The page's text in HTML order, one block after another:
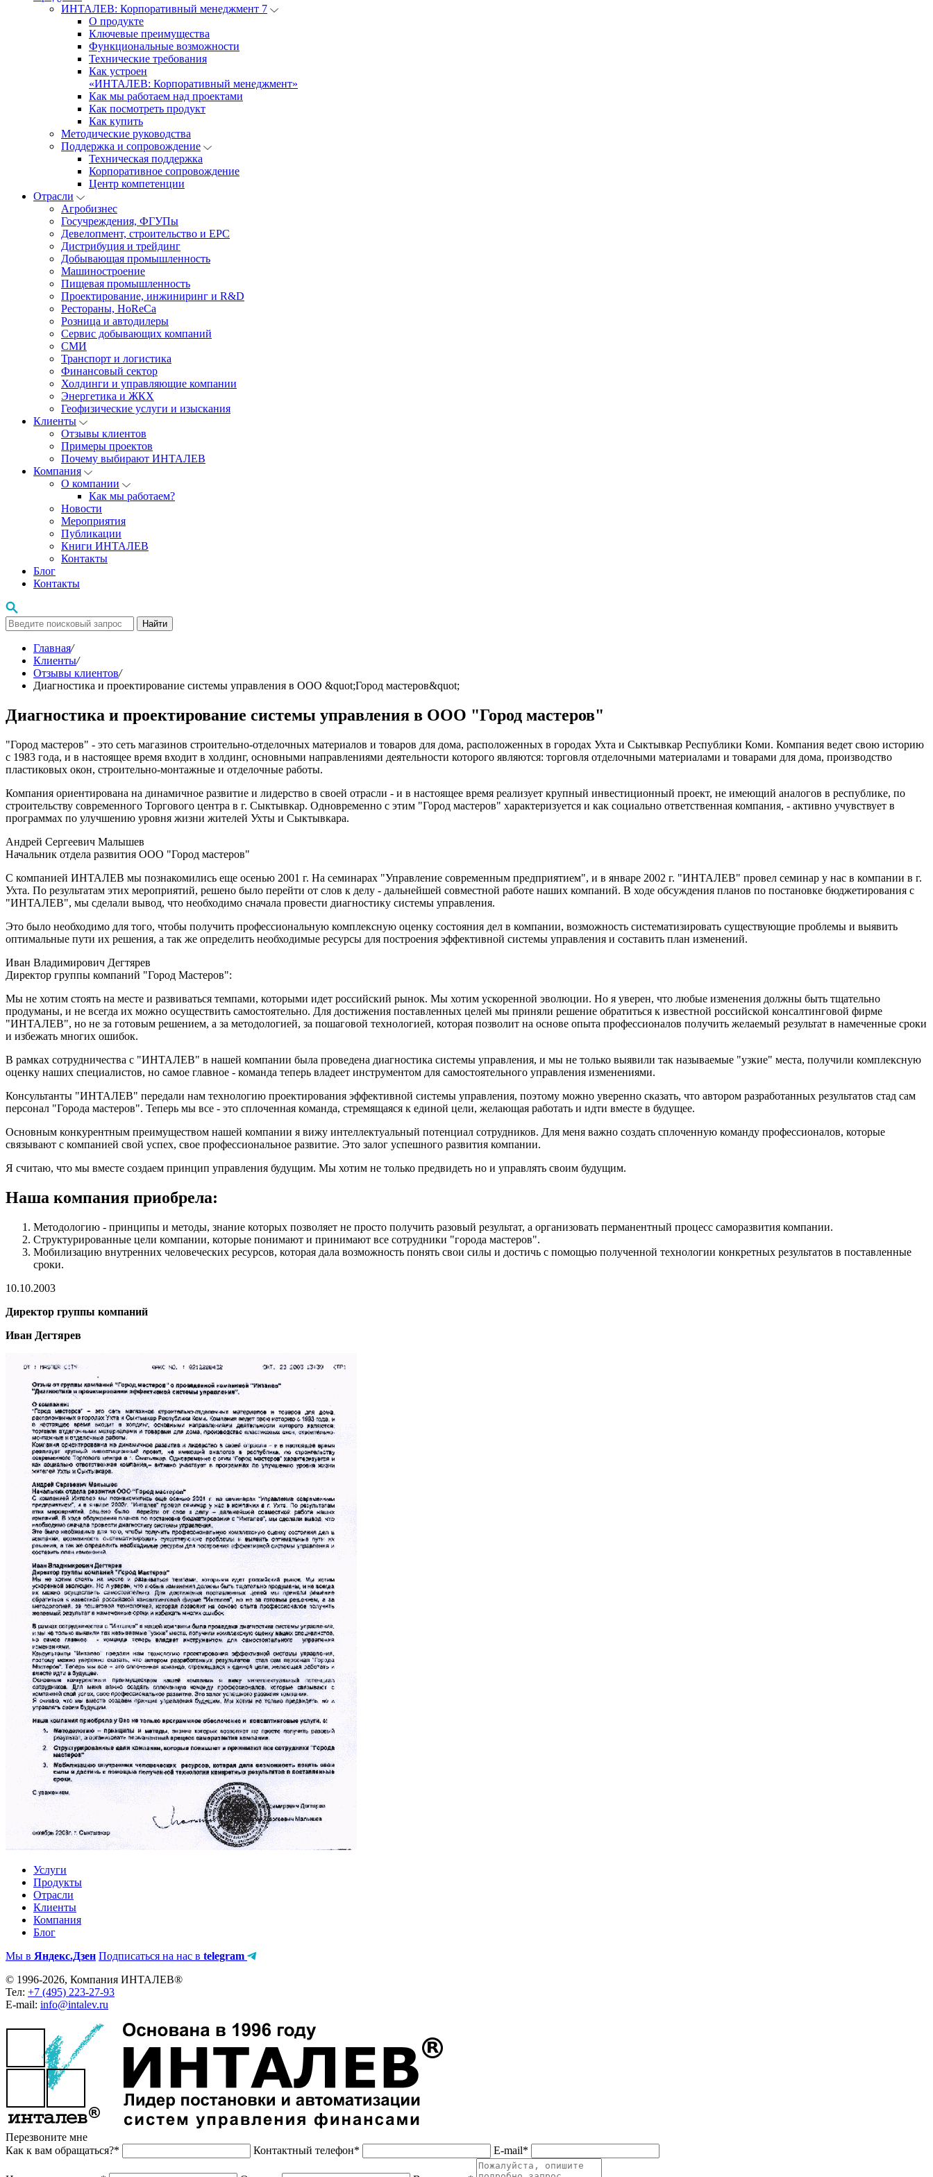
ИНТАЛЕВ: Корпоративный менеджмент 7
О продукте
Ключевые преимущества
Функциональные возможности
Технические требования
Как устроен
«ИНТАЛЕВ: Корпоративный менеджмент»
Как мы работаем над проектами
Как посмотреть продукт
Как купить
Методические руководства
Поддержка и сопровождение
Техническая поддержка
Корпоративное сопровождение
Центр компетенции
Отрасли
Агробизнес
Госучреждения, ФГУПы
Девелопмент, строительство и EPC
Дистрибуция и трейдинг
Добывающая промышленность
Машиностроение
Пищевая промышленность
Проектирование, инжиниринг и R&D
Рестораны, HoReCa
Розница и автодилеры
Сервис добывающих компаний
СМИ
Транспорт и логистика
Финансовый сектор
Холдинги и управляющие компании
Энергетика и ЖКХ
Геофизические услуги и изыскания
Клиенты
Отзывы клиентов
Примеры проектов
Почему выбирают ИНТАЛЕВ
Компания
О компании
Как мы работаем?
Новости
Мероприятия
Публикации
Книги ИНТАЛЕВ
Контакты
Блог
Контакты
Найти
Главная/
Клиенты/
Отзывы клиентов/
Диагностика и проектирование системы управления в ООО &quot;Город мастеров&quot;
Диагностика и проектирование системы управления в ООО "Город мастеров"
"Город мастеров" - это сеть магазинов строительно-отделочных материалов и товаров для дома, расположенных в городах Ухта и Сыктывкар Республики Коми. Компания ведет свою историю
с 1983 года, и в настоящее время входит в холдинг, основными направлениями деятельности которого являются: торговля отделочными материалами и товарами для дома, производство
пластиковых окон, строительно-монтажные и отделочные работы.
Компания ориентирована на динамичное развитие и лидерство в своей отрасли - и в настоящее время реализует крупный инвестиционный проект, не имеющий аналогов в республике, по
строительству современного Торгового центра в г. Сыктывкар. Одновременно с этим "Город мастеров" характеризуется и как социально ответственная компания, - активно учувствует в
программах по улучшению уровня жизни жителей Ухты и Сыктывкара.
Андрей Сергеевич Малышев
Начальник отдела развития ООО "Город мастеров"
С компанией ИНТАЛЕВ мы познакомились еще осенью 2001 г. На семинарах "Управление современным предприятием", и в январе 2002 г. "ИНТАЛЕВ" провел семинар у нас в компании в г.
Ухта. По результатам этих мероприятий, решено было перейти от слов к делу - дальнейшей совместной работе наших компаний. В ходе обсуждения планов по постановке бюджетирования с
"ИНТАЛЕВ", мы сделали вывод, что необходимо сначала провести диагностику системы управления.
Это было необходимо для того, чтобы получить профессиональную комплексную оценку состояния дел в компании, возможность систематизировать существующие проблемы и выявить
оптимальные пути их решения, а так же определить необходимые ресурсы для построения эффективной системы управления и составить план изменений.
Иван Владимирович Дегтярев
Директор группы компаний "Город Мастеров":
Мы не хотим стоять на месте и развиваться темпами, которыми идет российский рынок. Мы хотим ускоренной эволюции. Но я уверен, что любые изменения должны быть тщательно
продуманы, и не всегда их можно осуществить самостоятельно. Для достижения поставленных целей мы приняли решение обратиться к известной российской консалтинговой фирме
"ИНТАЛЕВ", но не за готовым решением, а за методологией, за пошаговой технологией, которая позволит на основе опыта профессионалов получить желаемый результат в намеченные сроки
и избежать многих ошибок.
В рамках сотрудничества с "ИНТАЛЕВ" в нашей компании была проведена диагностика системы управления, и мы не только выявили так называемые "узкие" места, получили комплексную
оценку наших специалистов, но самое главное - команда теперь владеет инструментом для самостоятельного управления изменениями.
Консультанты "ИНТАЛЕВ" передали нам технологию проектирования эффективной системы управления, поэтому можно уверенно сказать, что автором разработанных результатов стад сам
персонал "Города мастеров". Теперь мы все - это сплоченная команда, стремящаяся к единой цели, желающая работать и идти вместе в будущее.
Основным конкурентным преимуществом нашей компании я вижу интеллектуальный потенциал сотрудников. Для меня важно создать сплоченную команду профессионалов, которые
связывают с компанией свой успех, свое профессиональное развитие. Это залог успешного развития компании.
Я считаю, что мы вместе создаем принцип управления будущим. Мы хотим не только предвидеть но и управлять своим будущим.
Наша компания приобрела:
Методологию - принципы и методы, знание которых позволяет не просто получить разовый результат, а организовать перманентный процесс саморазвития компании.
Структурированные цели компании, которые понимают и принимают все сотрудники "города мастеров".
Мобилизацию внутренних человеческих ресурсов, которая дала возможность понять свои силы и достичь с помощью полученной технологии конкретных результатов в поставленные
сроки.
10.10.2003
Директор группы компаний
Иван Дегтярев
Услуги
Продукты
Отрасли
Клиенты
Компания
Блог
Мы в Яндекс.Дзен Подписаться на нас в telegram
© 1996-2026, Компания ИНТАЛЕВ®
Тел: +7 (495) 223-27-93
E-mail: info@intalev.ru
Перезвоните мне
Как к вам обращаться?*
Контактный телефон* E-mail*